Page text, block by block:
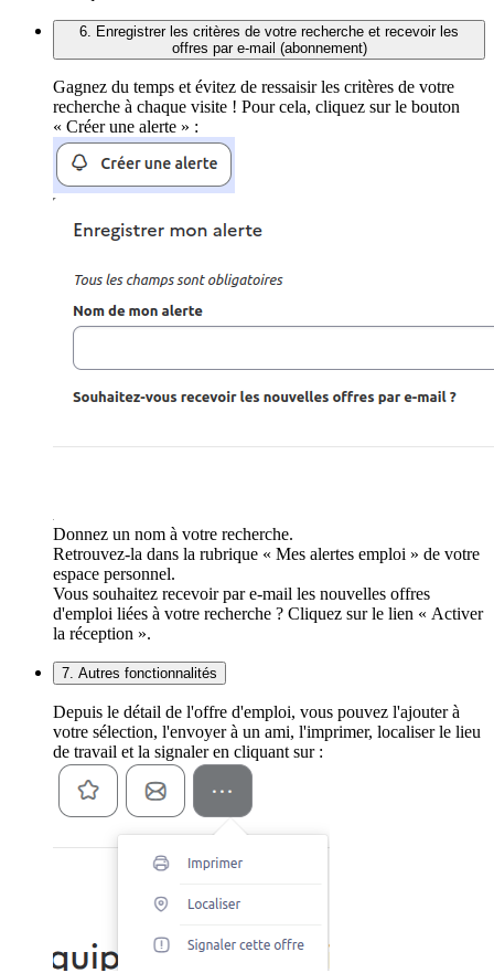
6. Enregistrer les critères de votre recherche et recevoir les
offres par e-mail (abonnement)
Gagnez du temps et évitez de ressaisir les critères de votre
recherche à chaque visite ! Pour cela, cliquez sur le bouton
« Créer une alerte » :
Donnez un nom à votre recherche.
Retrouvez-la dans la rubrique « Mes alertes emploi » de votre
espace personnel.
Vous souhaitez recevoir par e-mail les nouvelles offres
d'emploi liées à votre recherche ? Cliquez sur le lien « Activer
la réception ».
7. Autres fonctionnalités
Depuis le détail de l'offre d'emploi, vous pouvez l'ajouter à
votre sélection, l'envoyer à un ami, l'imprimer, localiser le lieu
de travail et la signaler en cliquant sur :